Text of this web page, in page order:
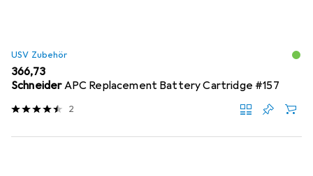
USV Zubehör
EUR
366,73
SchneiderAPC Replacement Battery Cartridge #157
2